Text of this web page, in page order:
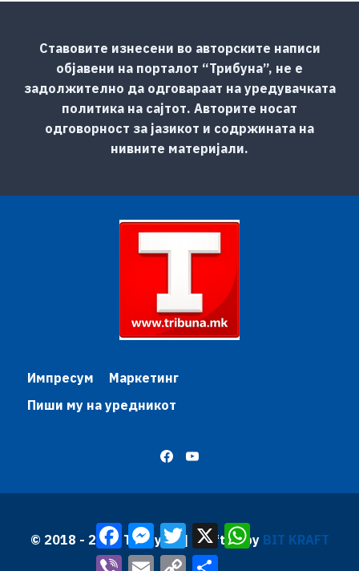
Ставовите изнесени во авторските написи
објавени на порталот “Трибуна”, не е
задолжително да одговараат на уредувачката
политика на сајтот. Авторите носат
одговорност за јазикот и содржината на
нивните материјали.
Импресум
Маркетинг
Пиши му на уредникот
© 2018 - 2026 Трибуна | Krafted by BIT KRAFT
FacebookMessenger
TwitterX
Viber
Email Copy